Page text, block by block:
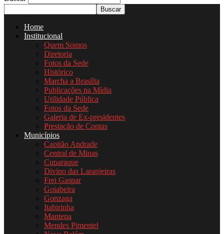
Home
Institucional
Quem Somos
Diretoria
Fotos da Sede
Histórico
Marcha a Brasília
Publicações na Mídia
Utilidade Pública
Fotos da Sede
Galeria de Ex-presidentes
Prestação de Contas
Municípios
Capitão Andrade
Central de Minas
Cuparaque
Divino das Laranjeiras
Frei Gaspar
Goiabeira
Gonzaga
Itabirinha
Mantena
Mendes Pimentel